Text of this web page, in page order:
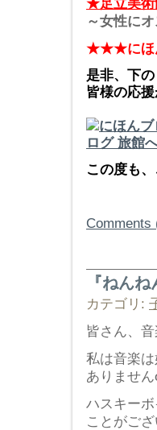
★足立美術
～女性に
★★★にほ
是非、下
皆様の応援
この度も
Comments
『ねん
カテゴリ:
皆さん、
私は音楽
ありませ
ハスキー
ことがご